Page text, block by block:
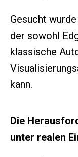
Gesucht
der sowohl
klassische
kann.
Die
unter realen